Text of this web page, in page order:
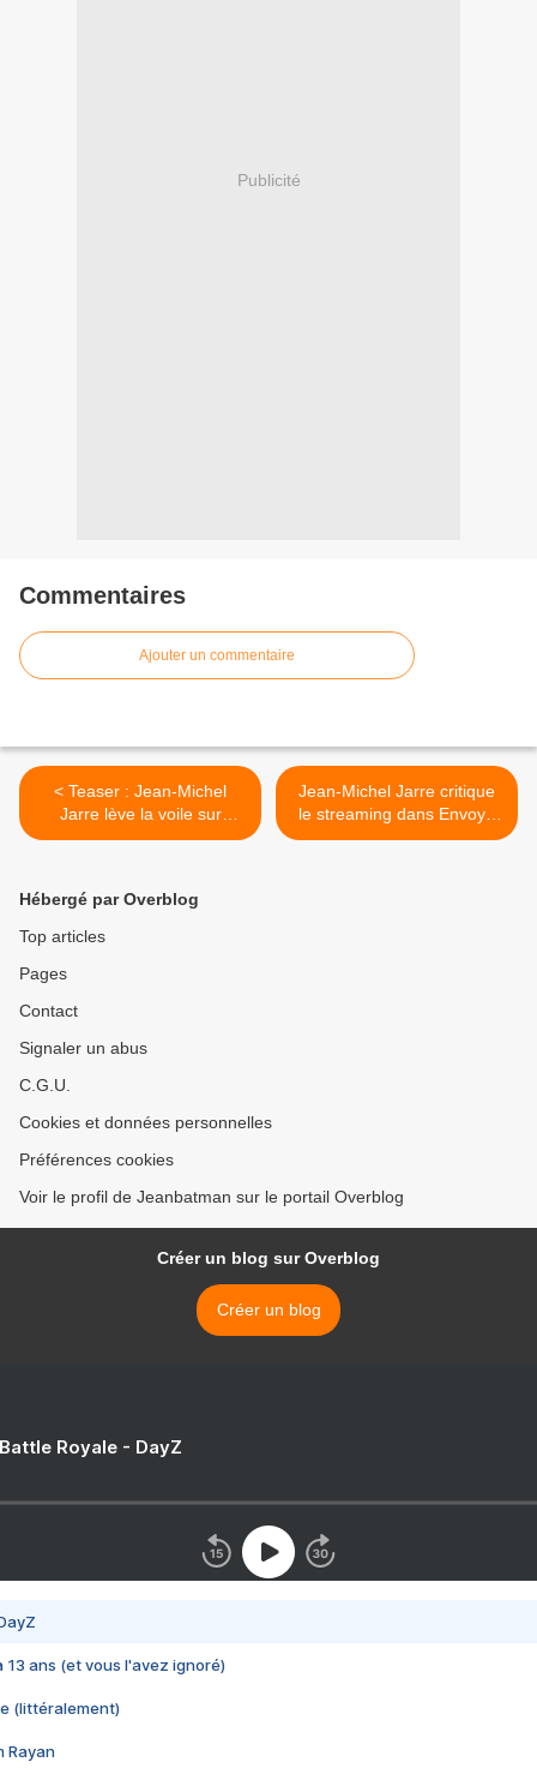
Publicité
Commentaires
Ajouter un commentaire
< Teaser : Jean-Michel
Jarre lève la voile sur
Electronica 2
Jean-Michel Jarre critique
le streaming dans Envoyé
Spécial (03/03/16) >
Hébergé par Overblog
Top articles
Pages
Contact
Signaler un abus
C.G.U.
Cookies et données personnelles
Préférences cookies
Voir le profil de Jeanbatman sur le portail Overblog
Créer un blog sur Overblog
Créer un blog
Royale - DayZ
13 ans (et vous l'avez ignoré)
(littéralement)
Rayan